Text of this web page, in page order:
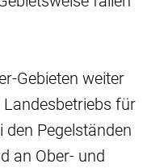
Gebieten weiter
Landesbetriebs für
Pegelständen
an Ober- und